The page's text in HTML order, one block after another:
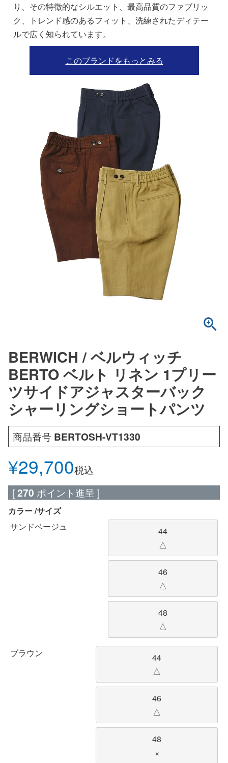
り、その特徴的なシルエット、最高品質のファブリッ
ク、トレンド感のあるフィット、洗練されたディテー
ルで広く知られています。
このブランドをもっとみる
BERWICH / ベルウィッチ
BERTO ベルト リネン 1プリー
ツサイドアジャスターバック
シャーリングショートパンツ
商品番号 BERTOSH-VT1330
¥29,700税込
[270 ポイント進呈 ]
カラー サイズ
サンドベージュ
44
△
46
△
48
△
ブラウン
44
△
46
△
48
×